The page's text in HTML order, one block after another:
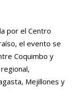
por el Centro
el evento se
Coquimbo y
Mejillones y